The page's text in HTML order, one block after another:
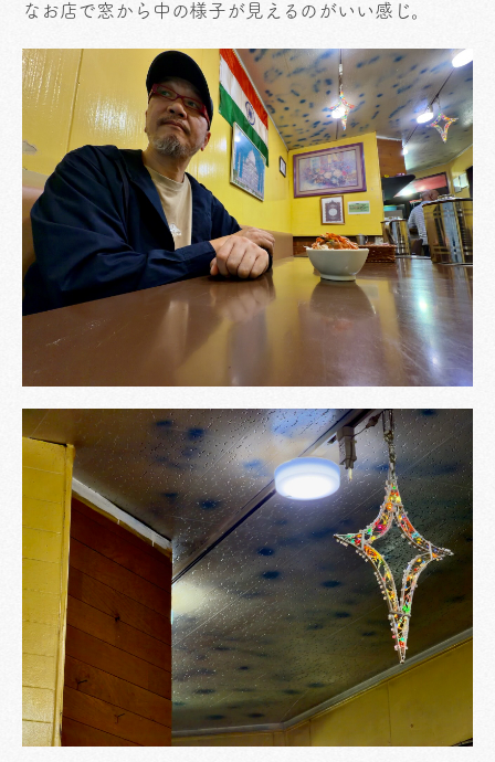
なお店で窓から中の様子が見えるのがいい感じ。